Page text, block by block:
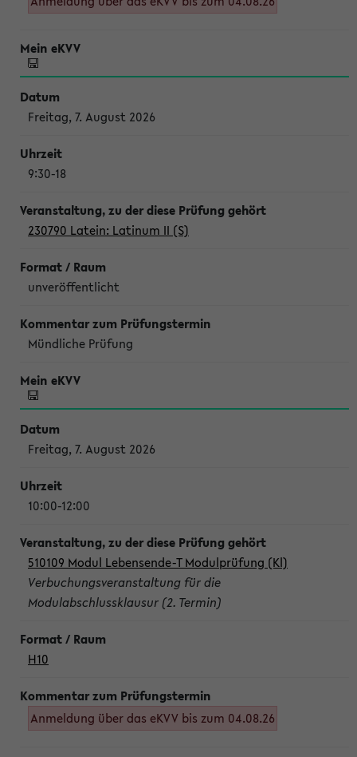
Freitag, 7. August 2026
9:30-18
230790 Latein: Latinum II (S)
unveröffentlicht
Mündliche Prüfung
Freitag, 7. August 2026
10:00-12:00
510109 Modul Lebensende-T Modulprüfung (Kl)
Verbuchungsveranstaltung für die
Modulabschlussklausur (2. Termin)
H10
Anmeldung über das eKVV bis zum 04.08.26